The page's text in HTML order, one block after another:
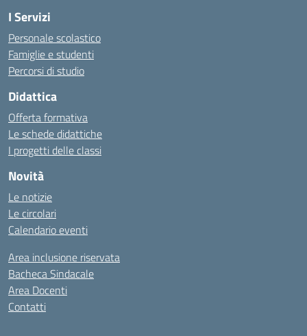
I Servizi
Personale scolastico
Famiglie e studenti
Percorsi di studio
Didattica
Offerta formativa
Le schede didattiche
I progetti delle classi
Novità
Le notizie
Le circolari
Calendario eventi
Area inclusione riservata
Bacheca Sindacale
Area Docenti
Contatti